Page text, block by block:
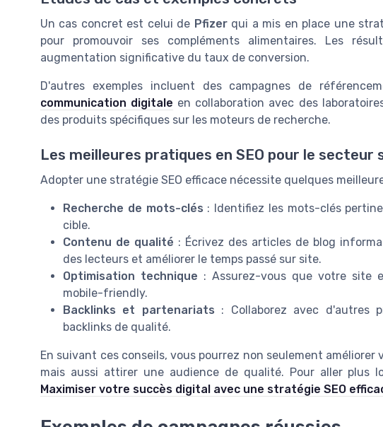
Un cas concret est celui de Pfizerqui a mis en place une
pour promouvoir ses compléments alimentaires. Les
augmentation significative du taux de conversion.
D'autres exemples incluent des campagnes de
communication digitale en collaboration avec des
des produits spécifiques sur les moteurs de recherche.
Les meilleures pratiques en SEO pour le secteur
Adopter une stratégie SEO efficace nécessite quelques
Recherche de mots-clés : Identifiez les mots-clés
cible.
Contenu de qualité : Écrivez des articles de blog
des lecteurs et améliorer le temps passé sur site.
Optimisation technique : Assurez-vous que votre site
mobile-friendly.
Backlinks et partenariats : Collaborez avec d'autres
backlinks de qualité.
En suivant ces conseils, vous pourrez non seulement
mais aussi attirer une audience de qualité. Pour aller plus
Maximiser votre succès digital avec une stratégie SEO